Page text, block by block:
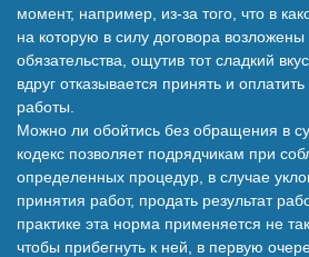
момент, например, из-за того, что в
на которую в силу договора
обязательства, ощутив тот сладкий
вдруг отказывается принять и
работы.
Можно ли обойтись без обращения в
кодекс позволяет подрядчикам при
определенных процедур, в случае
принятия работ, продать результат
практике эта норма применяется не
чтобы прибегнуть к ней, в первую